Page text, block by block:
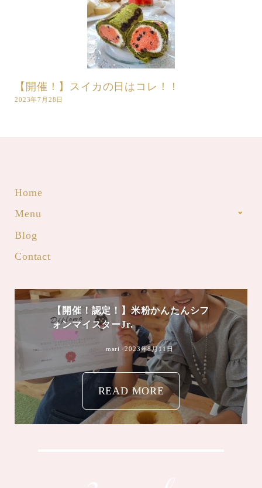
【開催！】スイカの日はコレ！！
2023年7月28日
Home
Menu
Blog
Contact
【開催！認定！】米粉かんたんシフ
ォンマイスターJr.
mari 2023年8月11日
READ MORE